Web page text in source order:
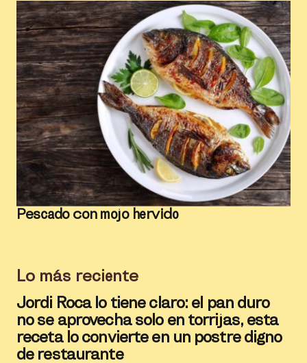
Pescado con mojo hervido
Lo más reciente
Jordi Roca lo tiene claro: el pan duro
no se aprovecha solo en torrijas, esta
receta lo convierte en un postre digno
de restaurante